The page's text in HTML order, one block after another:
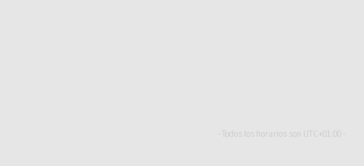
- Todos los horarios son UTC+01:00